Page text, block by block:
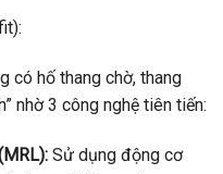
có hố thang chờ, thang
nhờ 3 công nghệ tiên tiến:
Sử dụng động cơ